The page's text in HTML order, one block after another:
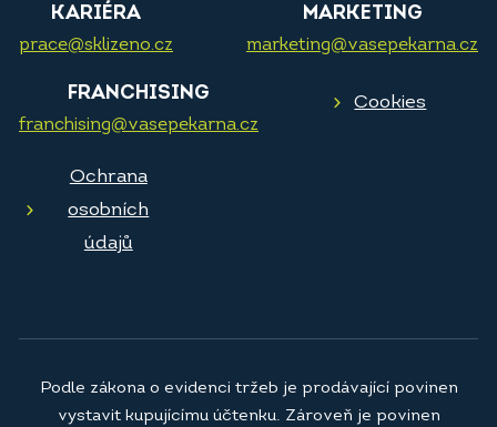
KARIÉRA
prace@sklizeno.cz
MARKETING
marketing@vasepekarna.cz
FRANCHISING
franchising@vasepekarna.cz
Cookies
Ochrana
osobních
údajů
Podle zákona o evidenci tržeb je prodávající povinen
vystavit kupujícímu účtenku. Zároveň je povinen